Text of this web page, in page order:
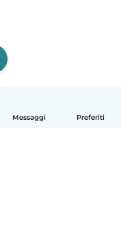
Messaggi Preferiti